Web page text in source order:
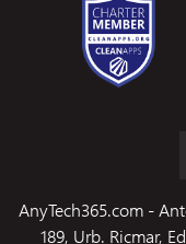
AnyTech365.com -
189, Urb. Ricmar,